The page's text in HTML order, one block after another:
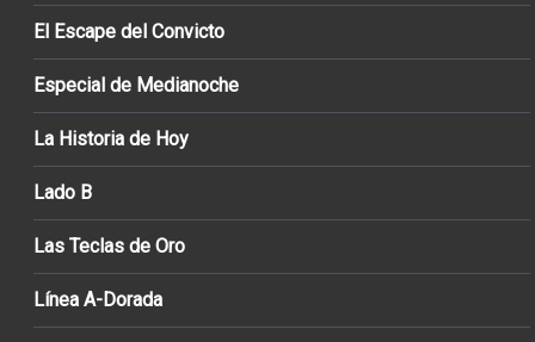
El Escape del Convicto
Especial de Medianoche
La Historia de Hoy
Lado B
Las Teclas de Oro
Línea A-Dorada